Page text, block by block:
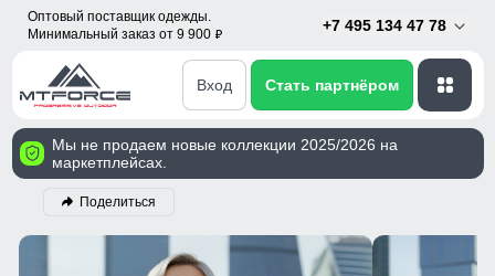
Оптовый поставщик одежды.
Минимальный заказ от 9 900 p
+7 495 134 47 78
Вход Стать партнёром
Мы не продаем новые коллекции 2025/2026 на
маркетплейсах.
Поделиться